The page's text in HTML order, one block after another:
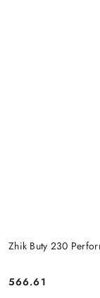
Zhik Buty 230
Cena:
566.61